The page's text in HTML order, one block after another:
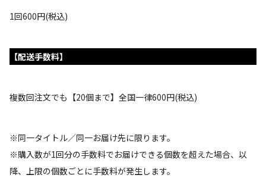
1回600円(税込)
【配送手数料】
複数回注文でも【20個まで】全国一律600円(税込)
※同一タイトル／同一お届け先に限ります。
※購入数が1回分の手数料でお届けできる個数を超えた場合、以
降、上限の個数ごとに手数料が発生します。